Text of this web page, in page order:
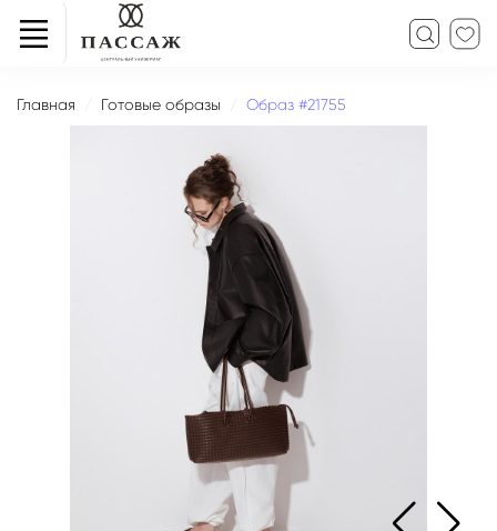
Главная Готовые образы Образ #21755